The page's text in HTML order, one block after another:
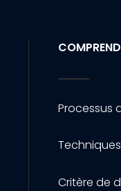
Processus
Critère de